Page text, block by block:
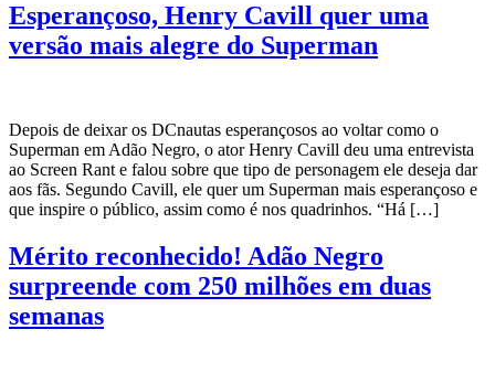
Esperançoso, Henry Cavill quer uma
versão mais alegre do Superman
Depois de deixar os DCnautas esperançosos ao voltar como o
Superman em Adão Negro, o ator Henry Cavill deu uma entrevista
ao Screen Rant e falou sobre que tipo de personagem ele deseja dar
aos fãs. Segundo Cavill, ele quer um Superman mais esperançoso e
que inspire o público, assim como é nos quadrinhos. “Há […]
Mérito reconhecido! Adão Negro
surpreende com 250 milhões em duas
semanas